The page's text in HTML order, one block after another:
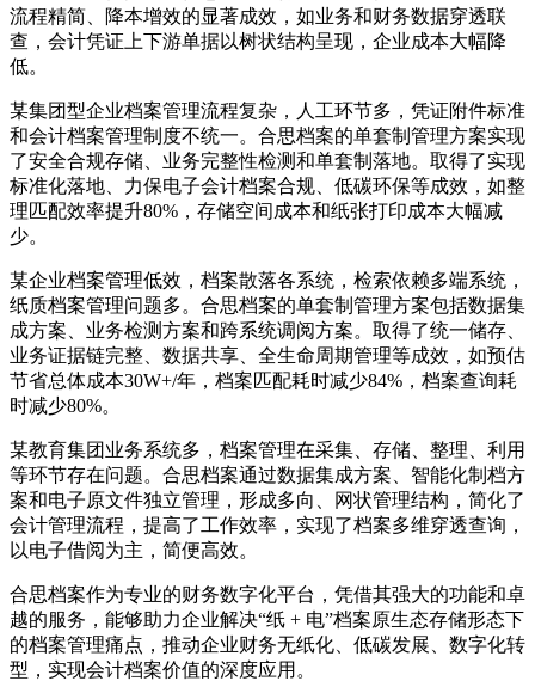
流程精简、降本增效的显著成效，如业务和财务数据穿透联
查，会计凭证上下游单据以树状结构呈现，企业成本大幅降
低。
某集团型企业档案管理流程复杂，人工环节多，凭证附件标准
和会计档案管理制度不统一。合思档案的单套制管理方案实现
了安全合规存储、业务完整性检测和单套制落地。取得了实现
标准化落地、力保电子会计档案合规、低碳环保等成效，如整
理匹配效率提升80%，存储空间成本和纸张打印成本大幅减
少。
某企业档案管理低效，档案散落各系统，检索依赖多端系统，
纸质档案管理问题多。合思档案的单套制管理方案包括数据集
成方案、业务检测方案和跨系统调阅方案。取得了统一储存、
业务证据链完整、数据共享、全生命周期管理等成效，如预估
节省总体成本30W+/年，档案匹配耗时减少84%，档案查询耗
时减少80%。
某教育集团业务系统多，档案管理在采集、存储、整理、利用
等环节存在问题。合思档案通过数据集成方案、智能化制档方
案和电子原文件独立管理，形成多向、网状管理结构，简化了
会计管理流程，提高了工作效率，实现了档案多维穿透查询，
以电子借阅为主，简便高效。
合思档案作为专业的财务数字化平台，凭借其强大的功能和卓
越的服务，能够助力企业解决“纸 + 电”档案原生态存储形态下
的档案管理痛点，推动企业财务无纸化、低碳发展、数字化转
型，实现会计档案价值的深度应用。